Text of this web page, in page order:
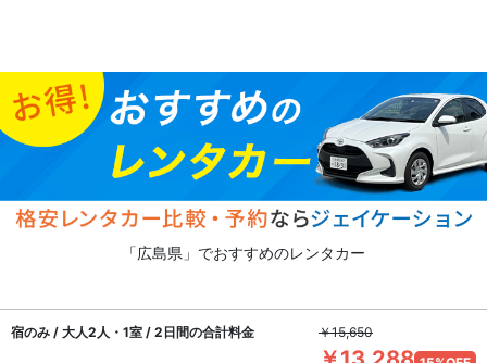
「広島県」でおすすめのレンタカー
宿のみ / 大人2人・1室 / 2日間の合計料金 ￥15,650